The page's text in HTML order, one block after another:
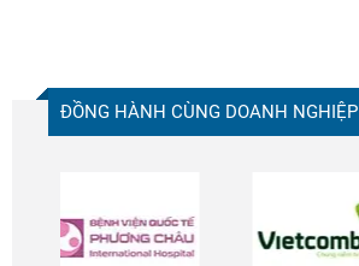
ĐỒNG HÀNH CÙNG DOANH NGHIỆP